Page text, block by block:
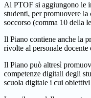
Al PTOF si aggiungono le
studenti, per promuovere
soccorso (comma 10 della
Il Piano contiene anche la
rivolte al personale
Il Piano può altresì
competenze digitali degli
scuola digitale i cui